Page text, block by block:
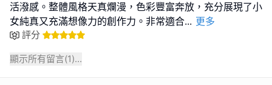
活潑感。整體風格天真爛漫，色彩豐富奔放，充分展現了小
女純真又充滿想像力的創作力。非常適合... 更多
評分
顯示所有留言(1)...